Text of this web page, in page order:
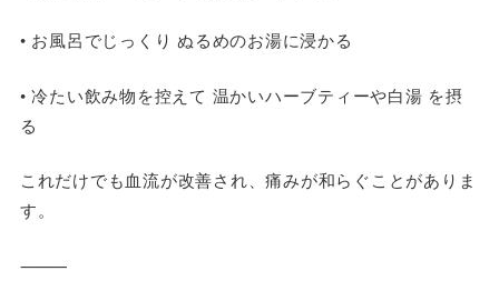
• お風呂でじっくり ぬるめのお湯に浸かる
• 冷たい飲み物を控えて 温かいハーブティーや白湯 を摂
る
これだけでも血流が改善され、痛みが和らぐことがありま
す。
⸻